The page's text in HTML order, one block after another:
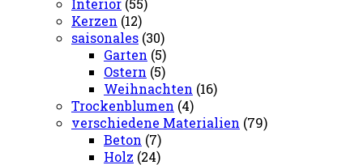
Interior (55)
Kerzen (12)
saisonales (30)
Garten (5)
Ostern (5)
Weihnachten (16)
Trockenblumen (4)
verschiedene Materialien (79)
Beton (7)
Holz (24)